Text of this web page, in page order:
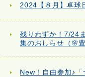
2024【８月】卓球
残りわずか！7/24
集のおしらせ（🌸
New！自由参加♪